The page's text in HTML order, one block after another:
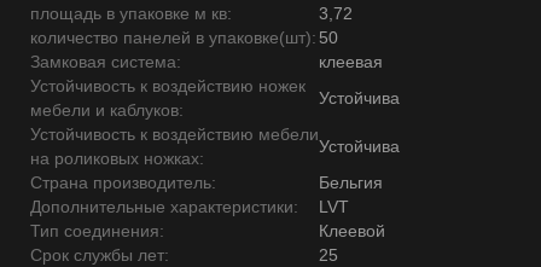
площадь в упаковке м кв:
3,72
количество панелей в упаковке(шт): 50
Замковая система:
клеевая
Устойчивость к воздействию ножек
мебели и каблуков:
Устойчива
Устойчивость к воздействию мебели
на роликовых ножках:
Устойчива
Страна производитель:
Бельгия
Дополнительные характеристики:
LVT
Тип соединения:
Клеевой
Срок службы лет:
25